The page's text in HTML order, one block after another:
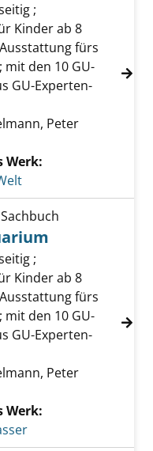
;
Kinder ab 8
fürs
den 10 GU-
GU-Experten-
Peter
Werk:
Sachbuch
;
Kinder ab 8
fürs
den 10 GU-
GU-Experten-
Peter
Werk: